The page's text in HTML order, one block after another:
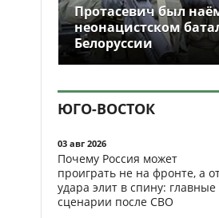
Протасевич был
неонацистском
Белоруссии
ЮГО-ВОСТОК
03 авг 2026
Почему Россия может
проиграть не на фронте, а
удара элит в спину: главные
сценарии после СВО